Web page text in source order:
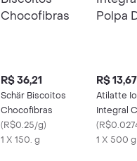
R$ 36,21
Schär Biscoitos
Chocofibras
(R$0.25/g)
1 X 150. g
R$ 13,67
Atilatte
Integral
Coco
(
1 X 500 g